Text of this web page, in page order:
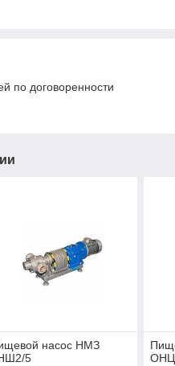
по договоренности
насос НМЗ
5